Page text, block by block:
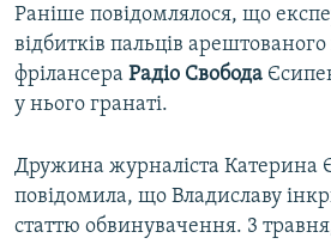
Раніше повідомлялося, що
відбитків пальців
фрілансера Радіо Свобода
у нього гранаті.
Дружина журналіста Катерина
повідомила, що Владиславу
статтю обвинувачення. 3